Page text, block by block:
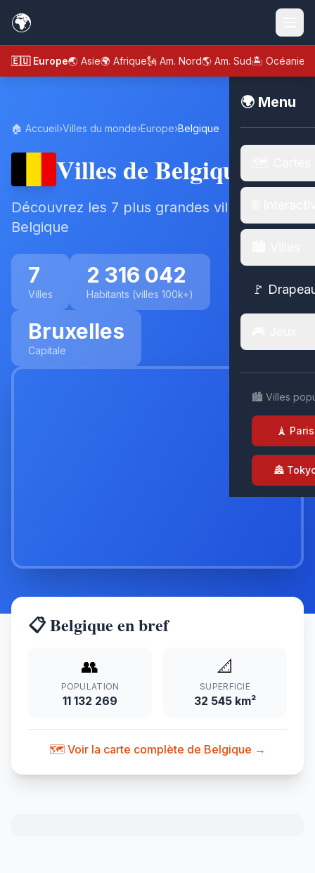
🌍
🇪🇺 Europe🌏 Asie🌍 Afrique🗽 Am. Nord🌎 Am. Sud🏝️ Océanie
🌍 Menu
🚩
🏙️ Villes
🗼 Paris
🏯
🏠 Accueil›Villes du monde›Europe›Belgique
Villes de Belgique
Découvrez les 7 plus grandes villes de
Belgique
7
Villes
2 316 042
Habitants (villes 100k+)
Bruxelles
Capitale
📋 Belgique en bref
👥
POPULATION
11 132 269
📐
SUPERFICIE
32 545 km²
🗺️ Voir la carte complète de Belgique →